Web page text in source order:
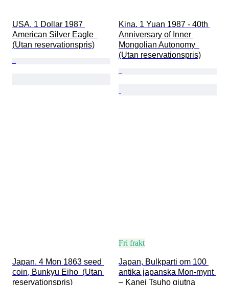
USA. 1 Dollar 1987
American Silver Eagle
(Utan reservationspris)
Kina. 1 Yuan 1987 - 40th
Anniversary of Inner
Mongolian Autonomy
(Utan reservationspris)
Japan. 4 Mon 1863 seed
coin, Bunkyu Eiho  (Utan
reservationspris)
Fri frakt
Japan, Bulkparti om 100
antika japanska Mon-mynt
– Kanei Tsuho gjutna